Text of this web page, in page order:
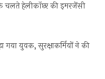
चलते हेलीकॉप्टर की इमरजेंसी
गया युवक, सुरक्षाकर्मियों ने की